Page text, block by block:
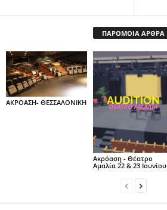
ΠΑΡΟΜΟΙΑ ΑΡΘΡΑ
ΑΚΡΟΑΣΗ- ΘΕΣΣΑΛΟΝΙΚΗ
Ακρόαση - Θέατρο
Αμαλία 22 & 23 Ιουνίου